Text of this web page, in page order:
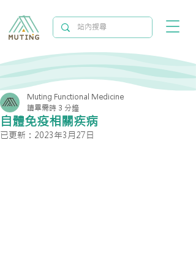
自體免疫相關疾病
Muting Functional Medicine
讀畢需時 3 分鐘
已更新： 2023年3月27日